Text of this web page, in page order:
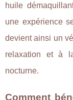
huile
une expérience
devient ainsi un
relaxation et à
nocturne.
Comment